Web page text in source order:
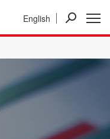
English
IR情報 事業紹介